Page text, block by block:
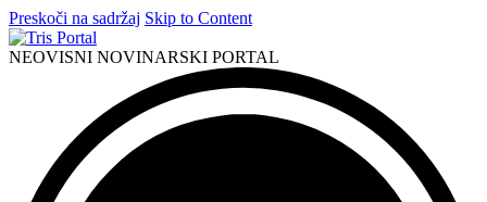
Preskoči na sadržaj Skip to Content
NEOVISNI NOVINARSKI PORTAL